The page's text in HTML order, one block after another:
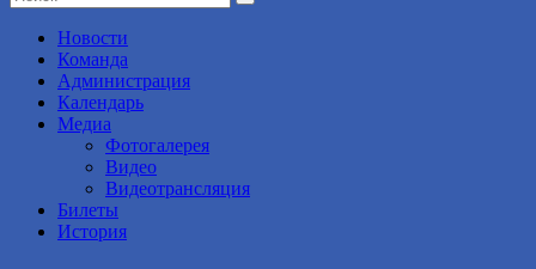
Новости
Команда
Администрация
Календарь
Медиа
Фотогалерея
Видео
Видеотрансляция
Билеты
История